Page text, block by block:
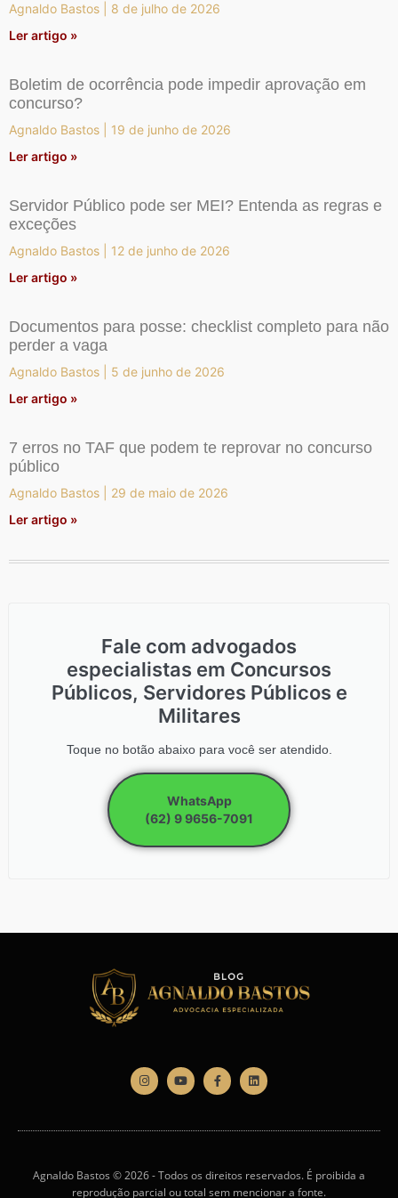
Agnaldo Bastos
8 de julho de 2026
Ler artigo »
Boletim de ocorrência pode impedir aprovação em
concurso?
Agnaldo Bastos
19 de junho de 2026
Ler artigo »
Servidor Público pode ser MEI? Entenda as regras e
exceções
Agnaldo Bastos
12 de junho de 2026
Ler artigo »
Documentos para posse: checklist completo para não
perder a vaga
Agnaldo Bastos
5 de junho de 2026
Ler artigo »
7 erros no TAF que podem te reprovar no concurso
público
Agnaldo Bastos
29 de maio de 2026
Ler artigo »
Fale com advogados
especialistas em Concursos
Públicos, Servidores Públicos e
Militares
Toque no botão abaixo para você ser atendido.
WhatsApp
(62) 9 9656-7091
Agnaldo Bastos © 2026 - Todos os direitos reservados. É proibida a
reprodução parcial ou total sem mencionar a fonte.